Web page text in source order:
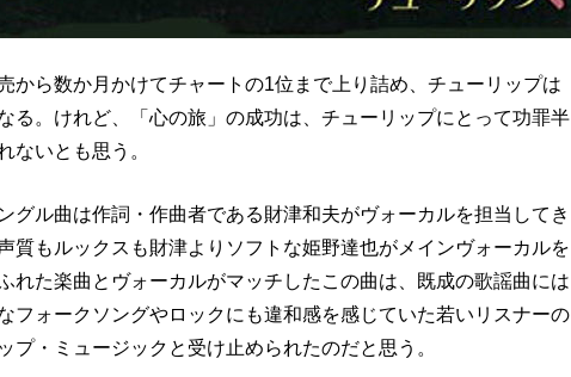
から数か月かけてチャートの1位まで上り詰め、チューリップは
る。けれど、「心の旅」の成功は、チューリップにとって功罪半
ないとも思う。
グル曲は作詞・作曲者である財津和夫がヴォーカルを担当してき
質もルックスも財津よりソフトな姫野達也がメインヴォーカルを
れた楽曲とヴォーカルがマッチしたこの曲は、既成の歌謡曲には
フォークソングやロックにも違和感を感じていた若いリスナーの
プ・ミュージックと受け止められたのだと思う。